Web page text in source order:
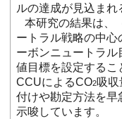
ルの達成が見込まれ
本研究の結果は、
ートラル戦略の中心
ーボンニュートラ
値目標を設定する
CCUによるCO2吸収
付けや勘定方法を早
示唆しています。